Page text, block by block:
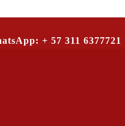
+ 57 311 6377721